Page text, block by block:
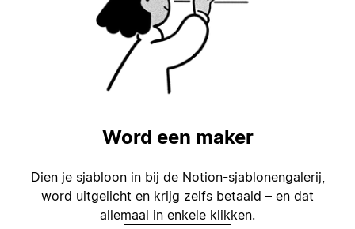
Word een maker
Dien je sjabloon in bij de Notion-sjablonengalerij,
word uitgelicht en krijg zelfs betaald – en dat
allemaal in enkele klikken.